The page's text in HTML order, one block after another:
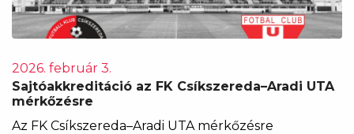
2026. február 3.
Sajtóakkreditáció az FK Csíkszereda–Aradi UTA
mérkőzésre
Az FK Csíkszereda–Aradi UTA mérkőzésre